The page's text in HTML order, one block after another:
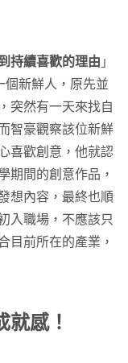
持續喜歡的理由 」
個新鮮人，原先並
突然有一天來找自
智豪觀察該位新鮮
喜歡創意，他就認
期間的創意作品，
想內容，最終也順
入職場，不應該只
目前所在的產業，
就感！